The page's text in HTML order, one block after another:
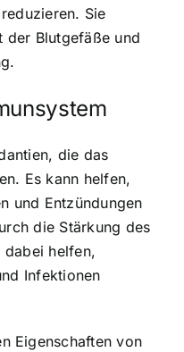
Sie
der Blutgefäße und
die das
Es kann helfen,
und Entzündungen
die Stärkung des
dabei helfen,
Infektionen
Eigenschaften von